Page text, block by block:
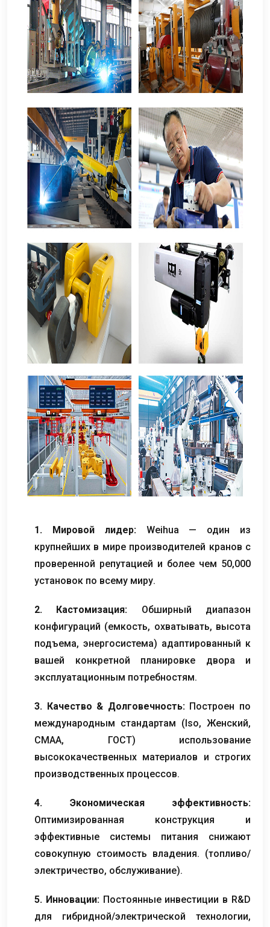
1. Мировой лидер:Weihua — один из
крупнейших в мире производителей кранов с
проверенной репутацией и более чем 50,000
установок по всему миру.
2. Кастомизация: Обширный диапазон
конфигураций (емкость, охватывать, высота
подъема, энергосистема) адаптированный к
вашей конкретной планировке двора и
эксплуатационным потребностям.
3. Качество & Долговечность:Построен по
международным стандартам (Iso, Женский,
CMAA, ГОСТ) использование
высококачественных материалов и строгих
производственных процессов.
4. Экономическая эффективность:
Оптимизированная конструкция и
эффективные системы питания снижают
совокупную стоимость владения. (топливо/
электричество, обслуживание).
5. Инновации:Постоянные инвестиции в R&D
для гибридной/электрической технологии,